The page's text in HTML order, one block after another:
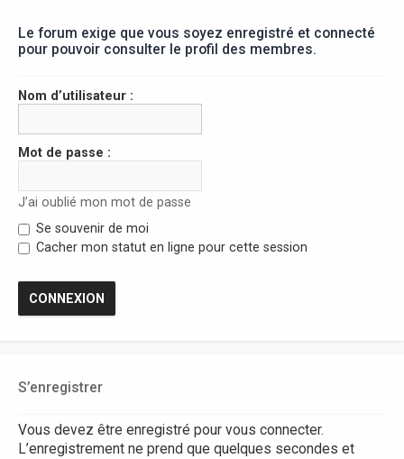
Le forum exige que vous soyez enregistré et connecté
pour pouvoir consulter le profil des membres.
Nom d’utilisateur :
Mot de passe :
J’ai oublié mon mot de passe
Se souvenir de moi
Cacher mon statut en ligne pour cette session
S’enregistrer
Vous devez être enregistré pour vous connecter.
L’enregistrement ne prend que quelques secondes et